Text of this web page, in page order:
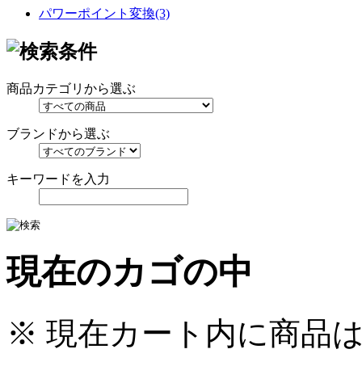
パワーポイント変換(3)
商品カテゴリから選ぶ
ブランドから選ぶ
キーワードを入力
現在のカゴの中
※ 現在カート内に商品